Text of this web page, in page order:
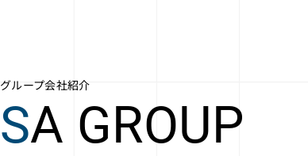
グループ会社紹介
SA GROUP